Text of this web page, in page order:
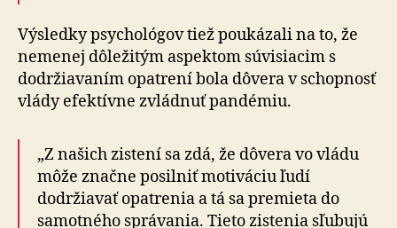
Výsledky psychológov tiež poukázali na to, že
nemenej dôležitým aspektom súvisiacim s
dodržiavaním opatrení bola dôvera v schopnosť
vlády efektívne zvládnuť pandémiu.
„Z našich zistení sa zdá, že dôvera vo vládu
môže značne posilniť motiváciu ľudí
dodržiavať opatrenia a tá sa premieta do
samotného správania. Tieto zistenia sľubujú